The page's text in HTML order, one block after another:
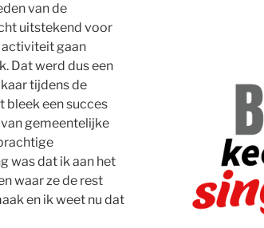
van de
uitstekend voor
activiteit gaan
Dat werd dus een
tijdens de
bleek een succes
gemeentelijke
was dat ik aan het
waar ze de rest
en ik weet nu dat